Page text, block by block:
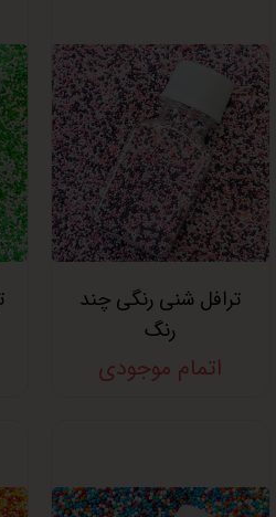
ترافل شنی رنگی چند
رنگ
اتمام موجودی